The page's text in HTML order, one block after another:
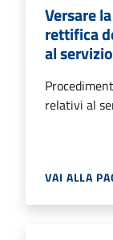
Versare
rettifica
al
relativi al
VAI ALLA